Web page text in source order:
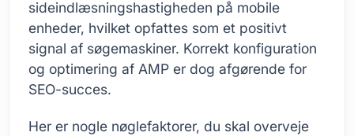
sideindlæsningshastigheden på mobile
enheder, hvilket opfattes som et positivt
signal af søgemaskiner. Korrekt konfiguration
og optimering af AMP er dog afgørende for
SEO-succes.
Her er nogle nøglefaktorer, du skal overveje